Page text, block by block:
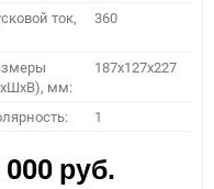
ток,
360
мм:
187x127x227
1
000 руб.